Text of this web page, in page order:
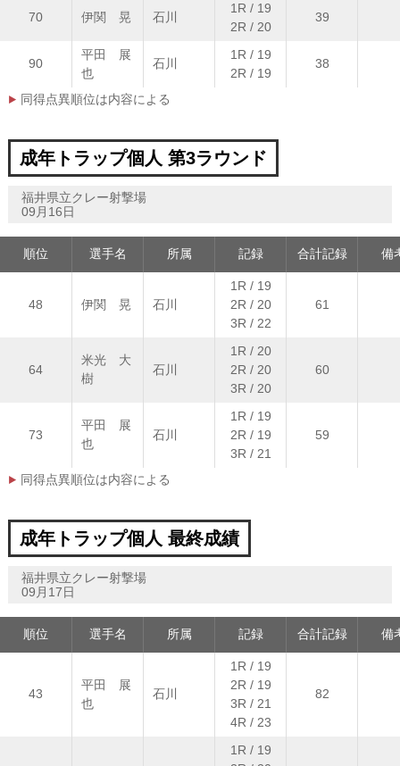
70 伊関 晃 石川
1R / 19
2R / 20
39
90
平田 展
也
石川
1R / 19
2R / 19
38
同得点異順位は内容による
成年トラップ個人 第3ラウンド
福井県立クレー射撃場
09月16日
順位 選手名 所属 記録 合計記録 備
48 伊関 晃 石川
1R / 19
2R / 20
3R / 22
61
64
米光 大
樹
石川
1R / 20
2R / 20
3R / 20
60
73
平田 展
也
石川
1R / 19
2R / 19
3R / 21
59
同得点異順位は内容による
成年トラップ個人 最終成績
福井県立クレー射撃場
09月17日
順位 選手名 所属 記録 合計記録 備
43
平田 展
也
石川
1R / 19
2R / 19
3R / 21
4R / 23
82
1R / 19